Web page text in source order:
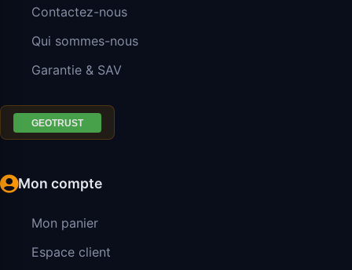
Contactez-nous
Qui sommes-nous
Garantie & SAV
Mon compte
Mon panier
Espace client